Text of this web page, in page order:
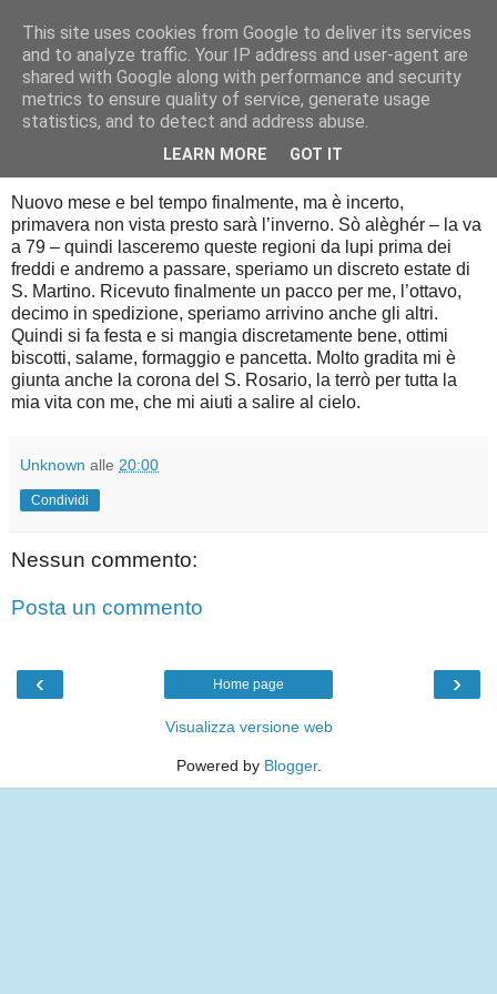
Diario di guerra
martedì 1 luglio 2014
Nuovo mese e bel tempo finalmente, ma è incerto,
primavera non vista presto sarà l’inverno. Sò alèghér – la va
a 79 – quindi lasceremo queste regioni da lupi prima dei
freddi e andremo a passare, speriamo un discreto estate di
S. Martino. Ricevuto finalmente un pacco per me, l’ottavo,
decimo in spedizione, speriamo arrivino anche gli altri.
Quindi si fa festa e si mangia discretamente bene, ottimi
biscotti, salame, formaggio e pancetta. Molto gradita mi è
giunta anche la corona del S. Rosario, la terrò per tutta la
mia vita con me, che mi aiuti a salire al cielo.
Unknown alle 20:00
Condividi
Nessun commento:
Posta un commento
‹ ›
Home page
Visualizza versione web
Powered by Blogger.
This site uses cookies from Google to deliver its services
and to analyze traffic. Your IP address and user-agent are
shared with Google along with performance and security
metrics to ensure quality of service, generate usage
statistics, and to detect and address abuse.
LEARN MORE GOT IT